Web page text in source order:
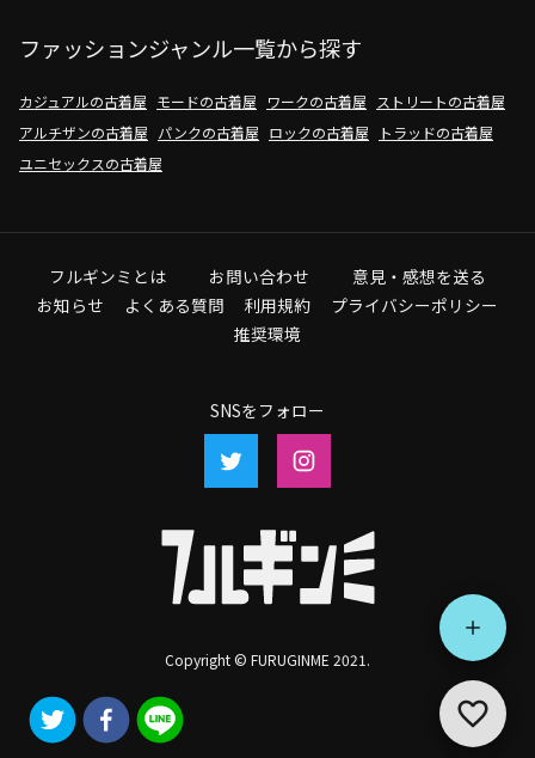
ファッションジャンル一覧から探す
カジュアルの古着屋 モードの古着屋 ワークの古着屋
ストリートの古着屋
アルチザンの古着屋 パンクの古着屋 ロックの古着屋
トラッドの古着屋
ユニセックスの古着屋
フルギンミとは お問い合わせ
意見・感想を送る
お知らせ
よくある質問 利用規約
プライバシーポリシー
推奨環境
SNSをフォロー
Copyright © FURUGINME 2021.